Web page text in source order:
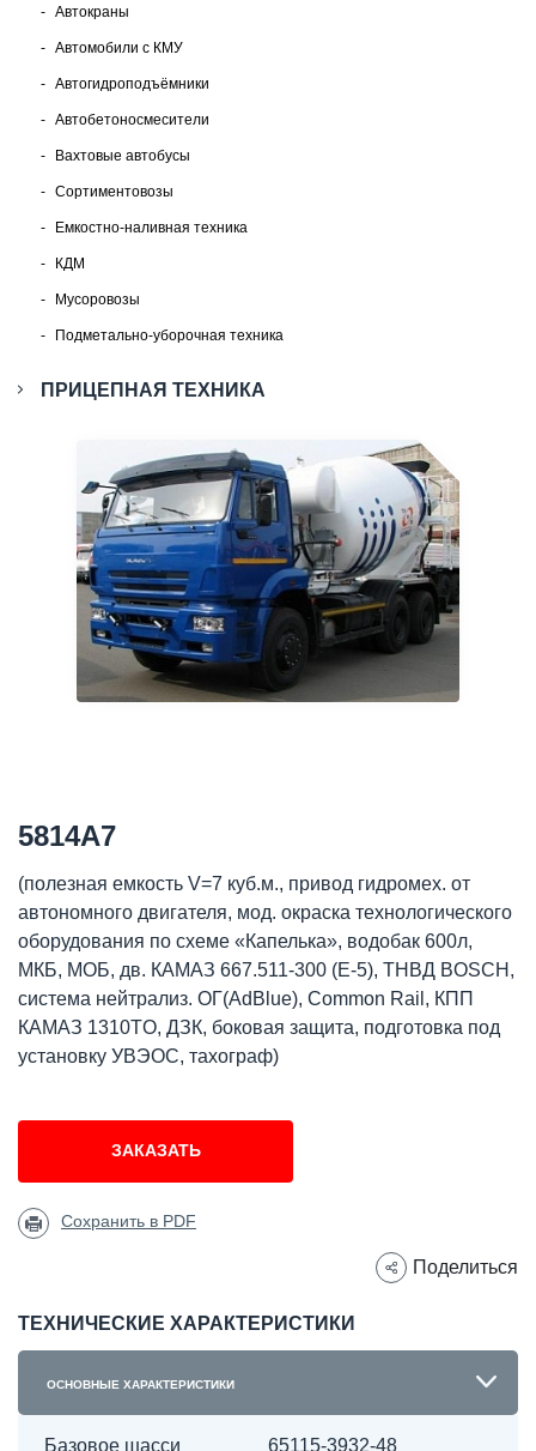
Автокраны
Автомобили с КМУ
Автогидроподъёмники
Автобетоносмесители
Вахтовые автобусы
Сортиментовозы
Емкостно-наливная техника
КДМ
Мусоровозы
Подметально-уборочная техника
ПРИЦЕПНАЯ ТЕХНИКА
5814А7
(полезная емкость V=7 куб.м., привод гидромех. от
автономного двигателя, мод. окраска технологического
оборудования по схеме «Капелька», водобак 600л,
МКБ, МОБ, дв. КАМАЗ 667.511-300 (Е-5), ТНВД BOSCH,
система нейтрализ. ОГ(AdBlue), Common Rail, КПП
КАМАЗ 1310TO, ДЗК, боковая защита, подготовка под
установку УВЭОС, тахограф)
ЗАКАЗАТЬ
Сохранить в PDF
Поделиться
ТЕХНИЧЕСКИЕ ХАРАКТЕРИСТИКИ
ОСНОВНЫЕ ХАРАКТЕРИСТИКИ
Базовое шасси 65115-3932-48